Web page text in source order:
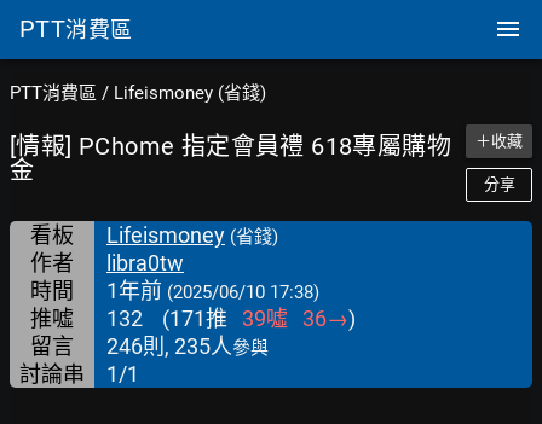
PTT消費區
PTT消費區 / Lifeismoney (省錢)
[情報] PChome 指定會員禮 618專屬購物
金
＋收藏
分享
看板 Lifeismoney (省錢)
作者
libra0tw
時間
1年前 (2025/06/10 17:38)
推噓 132 (171推 39噓 36→)
留言
246則, 235人參與
討論串 1/1